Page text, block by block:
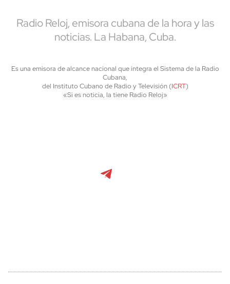
Radio Reloj, emisora cubana de la hora y las
noticias. La Habana, Cuba.
Es una emisora de alcance nacional que integra el Sistema de la Radio
Cubana,
del Instituto Cubano de Radio y Televisión (ICRT)
«Si es noticia, la tiene Radio Reloj»